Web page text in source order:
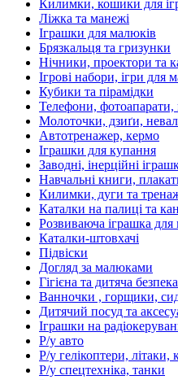
Килимки, кошики для
Ліжка та манежі
Іграшки для малюків
Брязкальця та гризунки
Нічники, проектори та
Ігрові набори, ігри для
Кубики та пірамідки
Телефони, фотоапарати,
Молоточки, дзиґи,
Автотренажер, кермо
Іграшки для купання
Заводні, інерційні
Навчальні книги,
Килимки, дуги та
Каталки на палиці та
Розвиваюча іграшка для
Каталки-штовхачі
Підвіски
Догляд за малюками
Гігієна та дитяча безпека
Ванночки , горщики,
Дитячий посуд та
Іграшки на
Р/у авто
Р/у гелікоптери, літаки,
Р/у спецтехніка, танки